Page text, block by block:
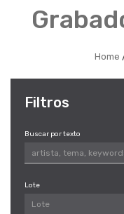
Home
Filtros
Buscar por texto
Lote